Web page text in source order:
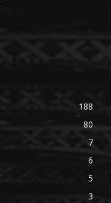
188
80
7
6
5
3